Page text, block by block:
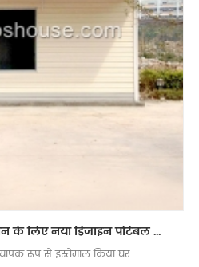
छात्रावास / कार्यालय / दुकान के लिए नया डिजाइन पोर्टेबल केबिन / प्रीफैब टी हाउस
रूप से इस्तेमाल किया घर